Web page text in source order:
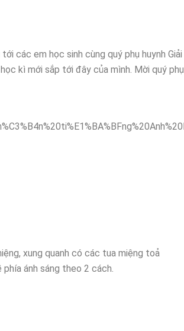
các em học sinh cùng quý phụ huynh Giải
kì mới sắp tới đây của mình. Mời quý phụ
xung quanh có các tua miệng toả
ánh sáng theo 2 cách.